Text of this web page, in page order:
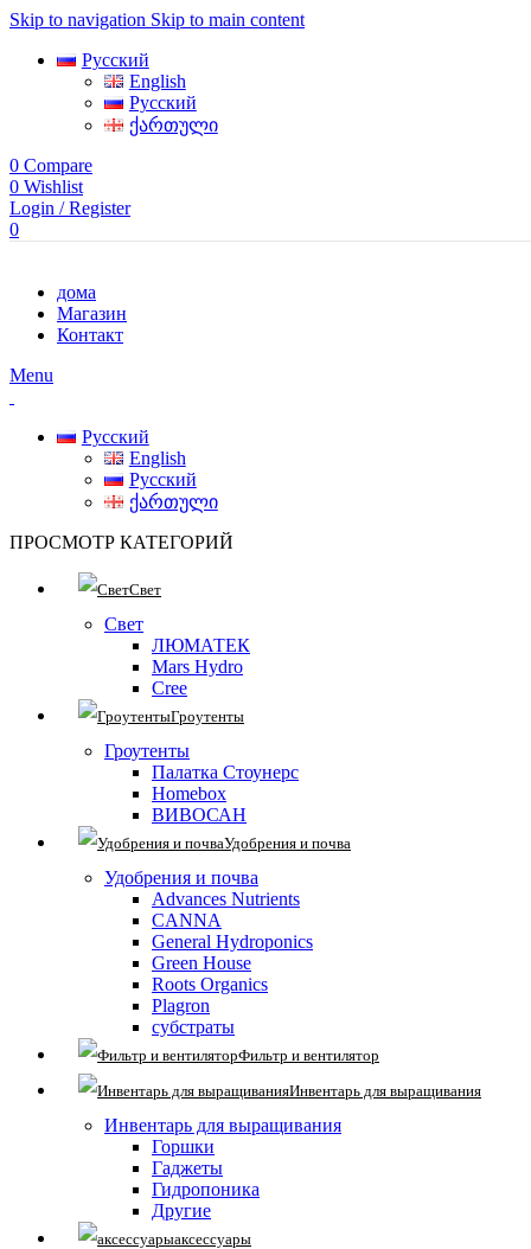
Skip to navigation Skip to main content
Русский
English
Русский
ქართული
0 Compare
0 Wishlist
Login / Register
0
дома
Магазин
Контакт
Menu
Русский
English
Русский
ქართული
ПРОСМОТР КАТЕГОРИЙ
Свет
Свет
ЛЮМАТЕК
Mars Hydro
Cree
Гроутенты
Гроутенты
Палатка Стоунерс
Homebox
ВИВОСАН
Удобрения и почва
Удобрения и почва
Advances Nutrients
CANNA
General Hydroponics
Green House
Roots Organics
Plagron
субстраты
Фильтр и вентилятор
Инвентарь для выращивания
Инвентарь для выращивания
Горшки
Гаджеты
Гидропоника
Другие
аксессуары